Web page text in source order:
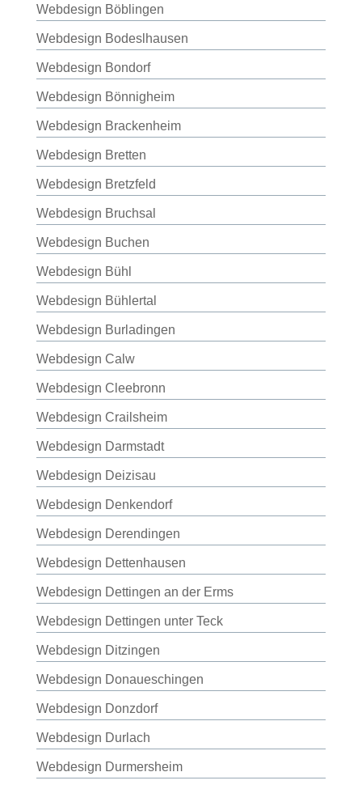
Webdesign Böblingen
Webdesign Bodeslhausen
Webdesign Bondorf
Webdesign Bönnigheim
Webdesign Brackenheim
Webdesign Bretten
Webdesign Bretzfeld
Webdesign Bruchsal
Webdesign Buchen
Webdesign Bühl
Webdesign Bühlertal
Webdesign Burladingen
Webdesign Calw
Webdesign Cleebronn
Webdesign Crailsheim
Webdesign Darmstadt
Webdesign Deizisau
Webdesign Denkendorf
Webdesign Derendingen
Webdesign Dettenhausen
Webdesign Dettingen an der Erms
Webdesign Dettingen unter Teck
Webdesign Ditzingen
Webdesign Donaueschingen
Webdesign Donzdorf
Webdesign Durlach
Webdesign Durmersheim